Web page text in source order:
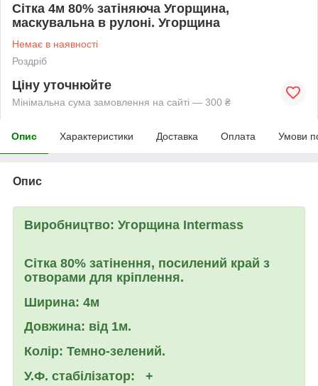
Сітка 4м 80% затіняюча Угорщина,
маскувальна в рулоні. Угорщина
Немає в наявності
Роздріб
Ціну уточнюйте
Мінімальна сума замовлення на сайті — 300 ₴
Опис Характеристики Доставка Оплата Умови
Опис
Виробництво: Угорщина Intermass
Сітка 80% затінення, посилений край з
отворами для кріплення.
Ширина: 4м
Довжина: вiд 1м.
Колір: Темно-зелений.
У.Ф. стабілізатор:
+